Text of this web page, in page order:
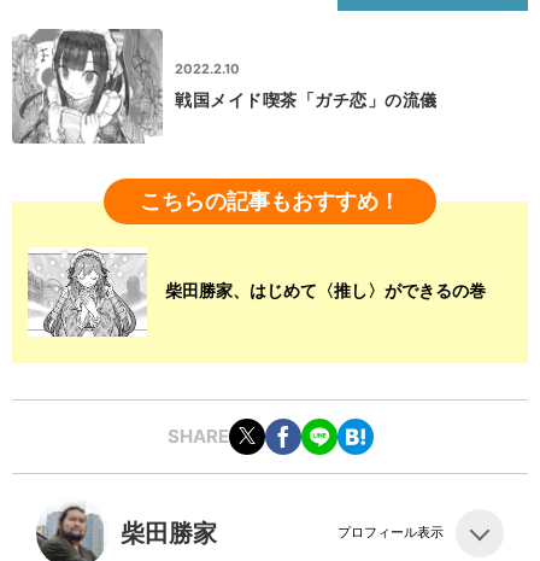
2022.2.10
戦国メイド喫茶「ガチ恋」の流儀
こちらの記事もおすすめ！
柴田勝家、はじめて〈推し〉ができるの巻
SHARE
柴田勝家 プロフィール表示